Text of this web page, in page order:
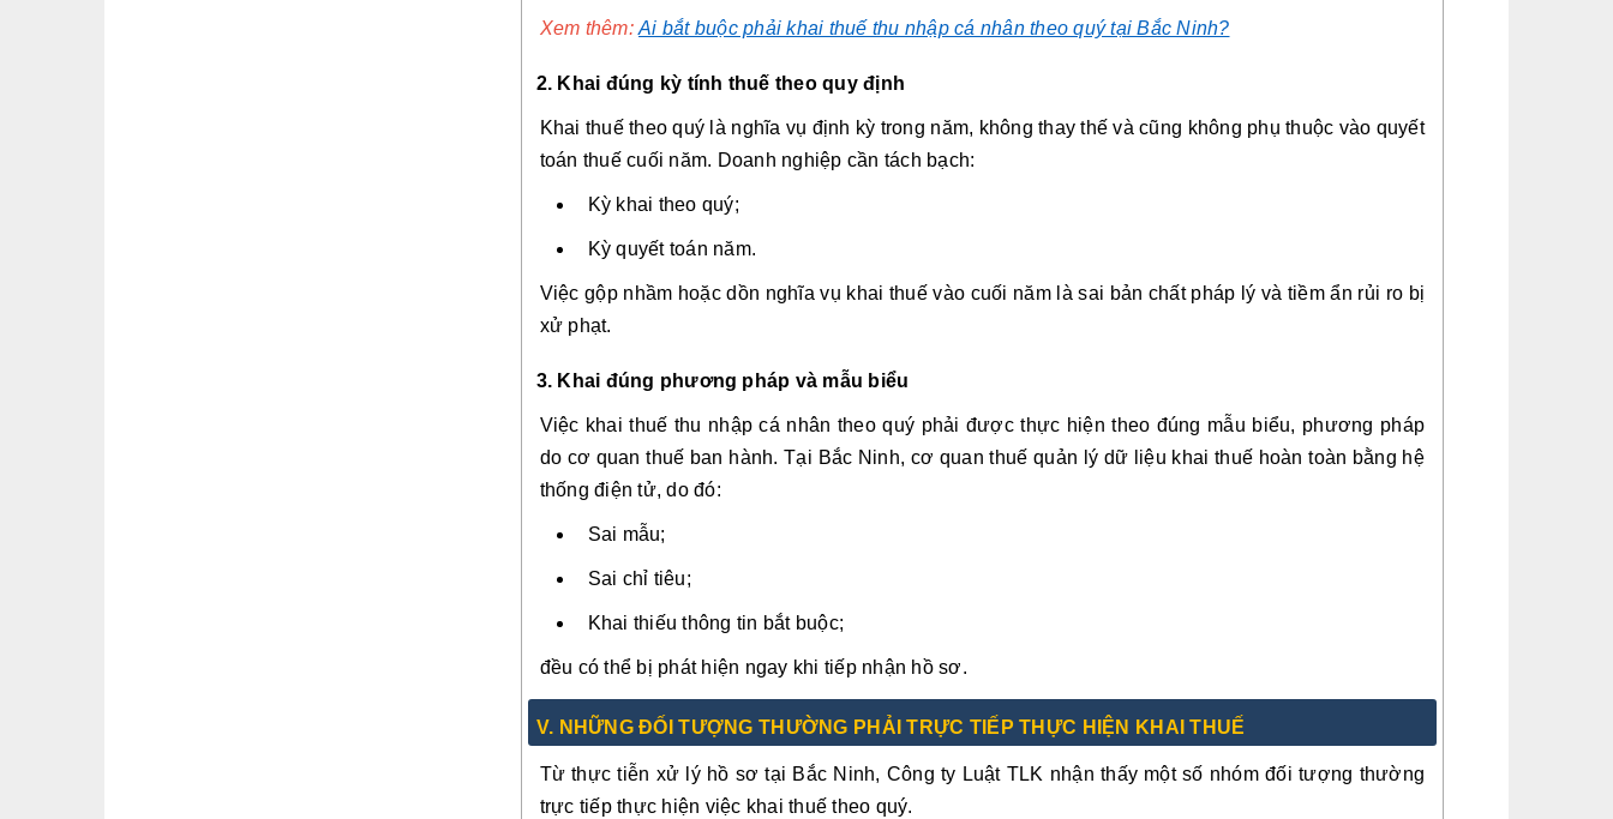
Xem thêm: Ai bắt buộc phải khai thuế thu nhập cá nhân theo quý tại Bắc Ninh?
2. Khai đúng kỳ tính thuế theo quy định
Khai thuế theo quý là nghĩa vụ định kỳ trong năm, không thay thế và cũng không phụ thuộc vào quyết
toán thuế cuối năm. Doanh nghiệp cần tách bạch:
Kỳ khai theo quý;
Kỳ quyết toán năm.
Việc gộp nhầm hoặc dồn nghĩa vụ khai thuế vào cuối năm là sai bản chất pháp lý và tiềm ẩn rủi ro bị
xử phạt.
3. Khai đúng phương pháp và mẫu biểu
Việc khai thuế thu nhập cá nhân theo quý phải được thực hiện theo đúng mẫu biểu, phương pháp
do cơ quan thuế ban hành. Tại Bắc Ninh, cơ quan thuế quản lý dữ liệu khai thuế hoàn toàn bằng hệ
thống điện tử, do đó:
Sai mẫu;
Sai chỉ tiêu;
Khai thiếu thông tin bắt buộc;
đều có thể bị phát hiện ngay khi tiếp nhận hồ sơ.
V. NHỮNG ĐỐI TƯỢNG THƯỜNG PHẢI TRỰC TIẾP THỰC HIỆN KHAI THUẾ
Từ thực tiễn xử lý hồ sơ tại Bắc Ninh, Công ty Luật TLK nhận thấy một số nhóm đối tượng thường
trực tiếp thực hiện việc khai thuế theo quý.